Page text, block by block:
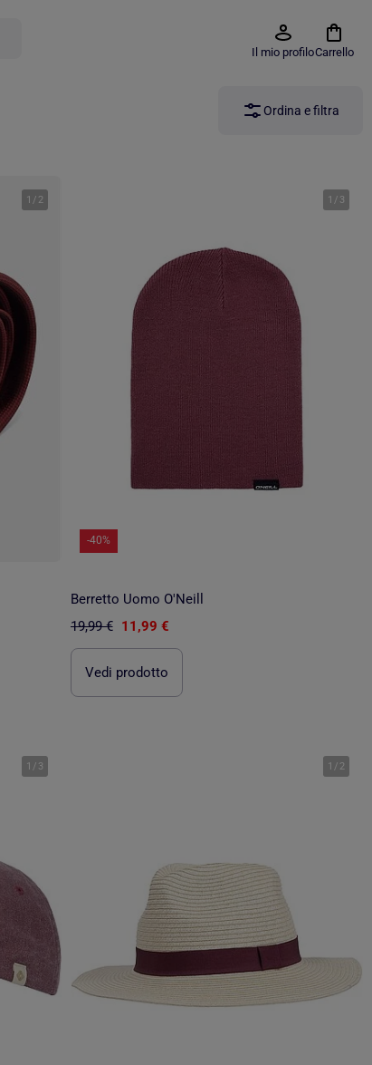
Il mio profiloCarrello
Ordina e filtra
1 / 2 1 / 3
-40%
Berretto Uomo O'Neill
19,99 € 11,99 €
Vedi prodotto
1 / 3 1 / 2